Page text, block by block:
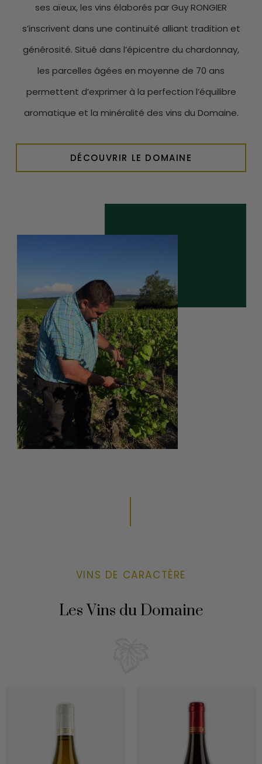
ses aïeux, les vins élaborés par Guy RONGIER
s’inscrivent dans une continuité alliant tradition et
générosité. Situé dans l’épicentre du chardonnay,
les parcelles âgées en moyenne de 70 ans
permettent d’exprimer à la perfection l’équilibre
aromatique et la minéralité des vins du Domaine.
DÉCOUVRIR LE DOMAINE
VINS DE CARACTÈRE
Les Vins du Domaine